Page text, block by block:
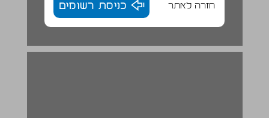
חזרה לאתר כניסת רשומים